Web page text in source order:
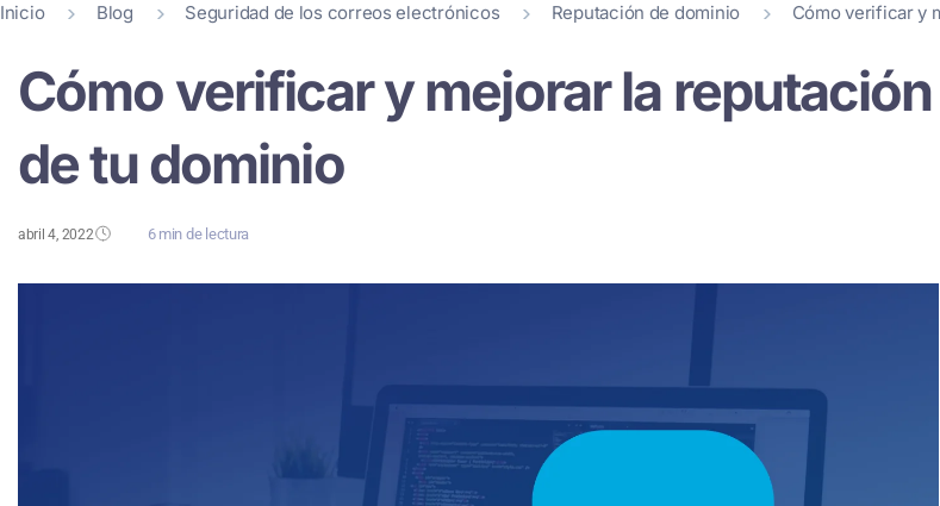
Inicio Blog Seguridad de los correos electrónicos Reputación de dominio Cómo verificar y
Cómo verificar y mejorar la reputación
de tu dominio
abril 4, 2022 6 min de lectura